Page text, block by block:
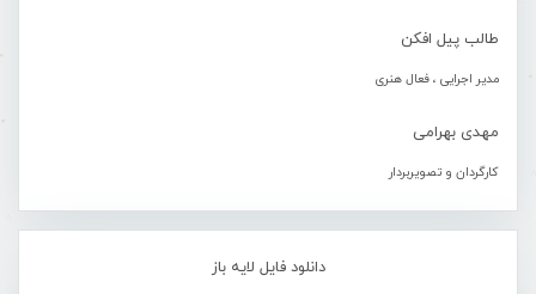
طالب پیل افکن
مدیر اجرایی ، فعال هنری
مهدی بهرامی
کارگردان و تصویربردار
دانلود فایل لایه باز